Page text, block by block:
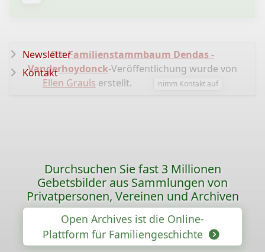
DieFamilienstammbaum Dendas -
Vanderhoydonck-Veröffentlichung wurde von
Ellen Grauls erstellt. nimm Kontakt auf
Newsletter
Kontakt
Durchsuchen Sie fast 3 Millionen
Gebetsbilder aus Sammlungen von
Privatpersonen, Vereinen und Archiven
Open Archives ist die Online-
Plattform für Familiengeschichte